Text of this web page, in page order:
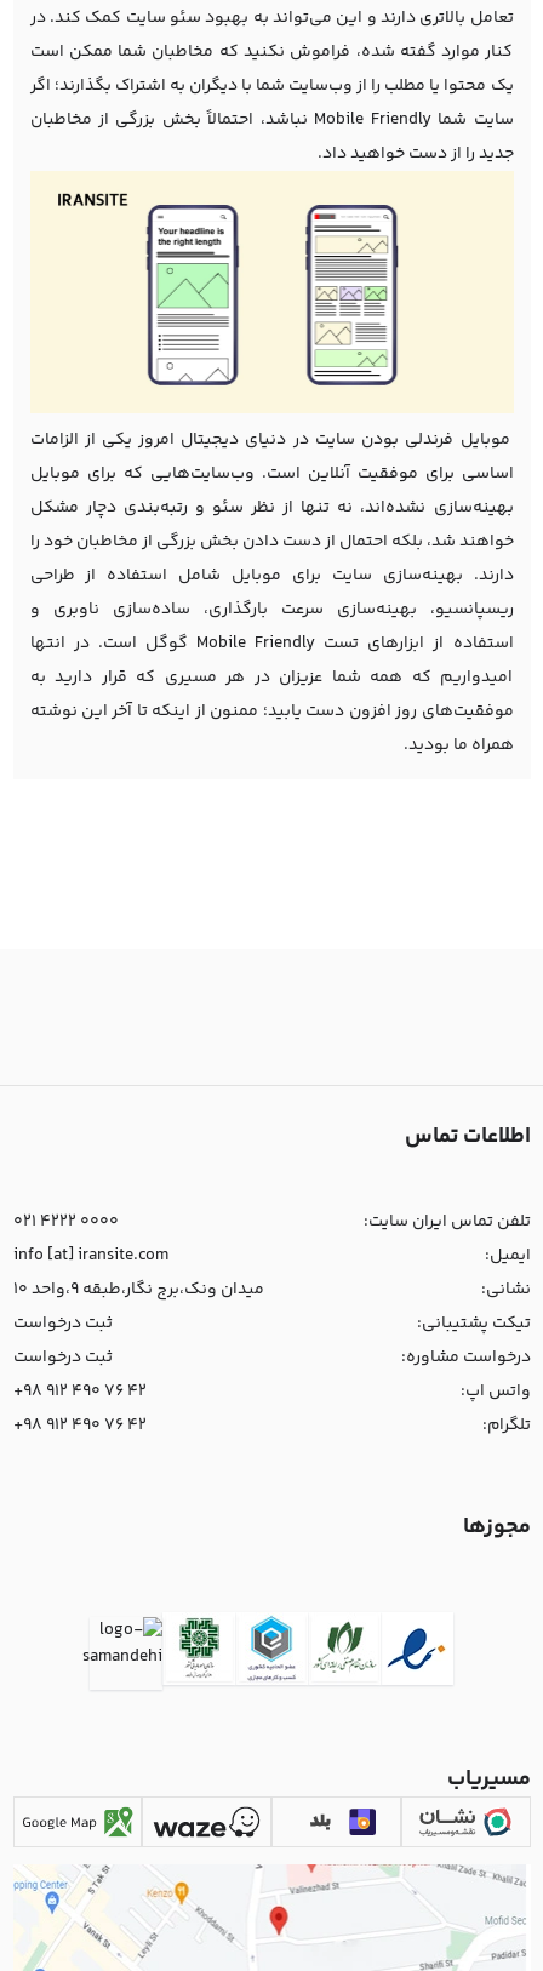
تعامل بالاتری دارند و این می‌تواند به بهبود سئو سایت کمک کند. در
کنار موارد گفته شده، فراموش نکنید که مخاطبان شما ممکن است
یک محتوا یا مطلب را از وب‌سایت شما با دیگران به اشتراک بگذارند؛ اگر
سایت شما Mobile Friendly نباشد، احتمالاً بخش بزرگی از مخاطبان
جدید را از دست خواهید داد.
موبایل فرندلی بودن سایت در دنیای دیجیتال امروز یکی از الزامات
اساسی برای موفقیت آنلاین است. وب‌سایت‌هایی که برای موبایل
بهینه‌سازی نشده‌اند، نه تنها از نظر سئو و رتبه‌بندی دچار مشکل
خواهند شد، بلکه احتمال از دست دادن بخش بزرگی از مخاطبان خود را
دارند. بهینه‌سازی سایت برای موبایل شامل استفاده از طراحی
ریسپانسیو، بهینه‌سازی سرعت بارگذاری، ساده‌سازی ناوبری و
استفاده از ابزارهای تست Mobile Friendly گوگل است. در انتها
امیدواریم که همه شما عزیزان در هر مسیری که قرار دارید به
موفقیت‌های روز افزون دست یابید؛ ممنون از اینکه تا آخر این نوشته
همراه ما بودید.
اطلاعات تماس
تلفن تماس ایران سایت:
021 4222 0000
ایمیل:
info [at] iransite.com
نشانی:
میدان ونک،برج نگار،طبقه 9،واحد 10
تیکت پشتیبانی:
ثبت درخواست
درخواست مشاوره:
ثبت درخواست
واتس اپ:
+98 912 490 76 42
تلگرام:
+98 912 490 76 42
مجوزها
مسیریاب